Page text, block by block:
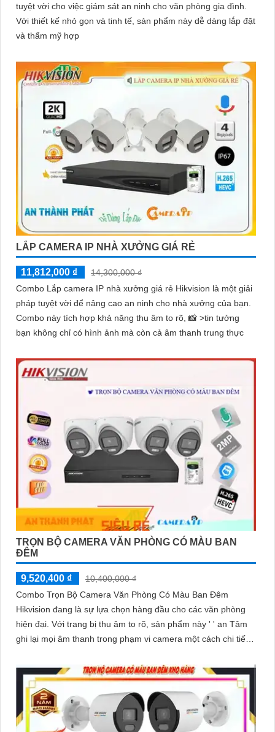
tuyệt vời cho việc giám sát an ninh cho văn phòng gia đình.
Với thiết kế nhỏ gọn và tinh tế, sản phẩm này dễ dàng lắp đặt
và thẩm mỹ hợp
LẮP CAMERA IP NHÀ XƯỞNG GIÁ RẺ
11,812,000 ₫
14,300,000 ₫
Combo Lắp camera IP nhà xưởng giá rẻ Hikvision là một giải
pháp tuyệt vời để nâng cao an ninh cho nhà xưởng của bạn.
Combo này tích hợp khả năng thu âm to rõ, 📸 >tin tưởng
bạn không chỉ có hình ảnh mà còn cả âm thanh trung thực
TRỌN BỘ CAMERA VĂN PHÒNG CÓ MÀU BAN
ĐÊM
9,520,400 ₫
10,400,000 ₫
Combo Trọn Bộ Camera Văn Phòng Có Màu Ban Đêm
Hikvision đang là sự lựa chọn hàng đầu cho các văn phòng
hiện đại. Với trang bị thu âm to rõ, sản phẩm này ' ' an Tâm
ghi lại mọi âm thanh trong phạm vi camera một cách chi tiết